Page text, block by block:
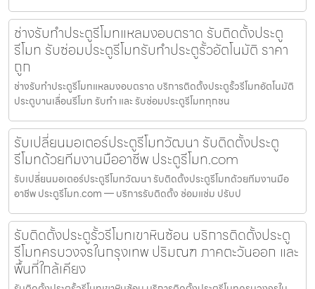
ช่างรับทำประตูรีโมทแหลมงอบตราด รับติดตั้งประตู
รีโมท รับซ่อมประตูรีโมทรับทำประตูรั้วอัตโนมัติ ราคา
ถูก
ช่างรับทำประตูรีโมทแหลมงอบตราด บริการติดตั้งประตูรั้วรีโมทอัตโนมัติ
ประตูบานเลื่อนรีโมท รับทำ และ รับซ่อมประตูรีโมททุกชน
รับเปลี่ยนมอเตอร์ประตูรีโมทวัฒนา รับติดตั้งประตู
รีโมทด้วยทีมงานมืออาชีพ ประตูรีโมท.com
รับเปลี่ยนมอเตอร์ประตูรีโมทวัฒนา รับติดตั้งประตูรีโมทด้วยทีมงานมือ
อาชีพ ประตูรีโมท.com — บริการรับติดตั้ง ซ่อมแซ่ม ปรับป
รับติดตั้งประตูรั้วรีโมทเขาหินซ้อน บริการติดตั้งประตู
รีโมทครบวงจรในกรุงเทพ ปริมณฑ ภาคตะวันออก และ
พื้นที่ใกล้เคียง